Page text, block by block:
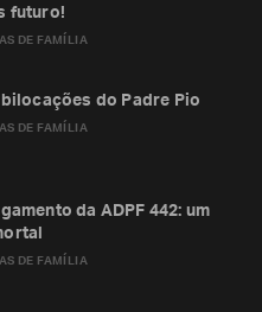
DE FAMÍLIA
futuro!
DE FAMÍLIA
bilocações do Padre Pio
DE FAMÍLIA
da ADPF 442: um